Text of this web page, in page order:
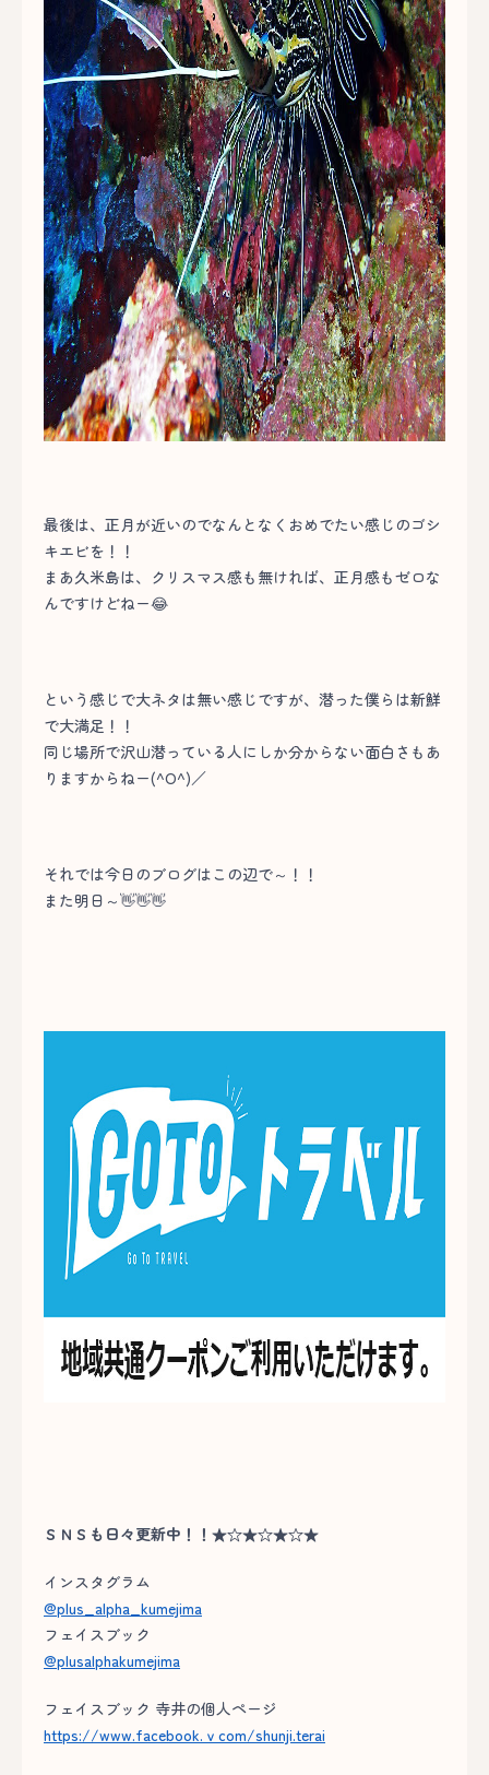
最後は、正月が近いのでなんとなくおめでたい感じのゴシ
キエビを！！
まあ久米島は、クリスマス感も無ければ、正月感もゼロな
んですけどねー😂
という感じで大ネタは無い感じですが、潜った僕らは新鮮
で大満足！！
同じ場所で沢山潜っている人にしか分からない面白さもあ
りますからねー(^O^)／
それでは今日のブログはこの辺で～！！
また明日～👋👋👋
ＳＮＳも日々更新中！！★☆★☆★☆★
インスタグラム
@plus_alpha_kumejima
フェイスブック
@plusalphakumejima
フェイスブック 寺井の個人ページ
https://www.facebook.ｖcom/shunji.terai